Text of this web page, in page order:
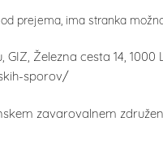
prejema, ima stranka
Železna cesta 14,
sporov/
zavarovalnem